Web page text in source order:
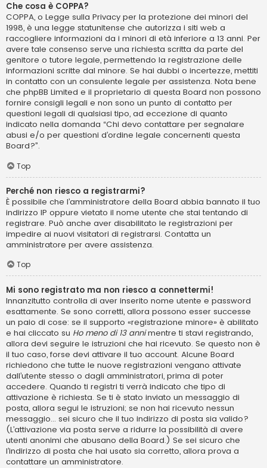
Che cosa è COPPA?
COPPA, o Legge sulla Privacy per la protezione dei minori del
1998, è una legge statunitense che autorizza i siti web a
raccogliere informazioni da i minori di età inferiore a 13 anni. Per
avere tale consenso serve una richiesta scritta da parte del
genitore o tutore legale, permettendo la registrazione delle
informazioni scritte dal minore. Se hai dubbi o incertezze, mettiti
in contatto con un consulente legale per assistenza. Nota bene
che phpBB Limited e il proprietario di questa Board non possono
fornire consigli legali e non sono un punto di contatto per
questioni legali di qualsiasi tipo, ad eccezione di quanto
indicato nella domanda “Chi devo contattare per segnalare
abusi e/o per questioni d’ordine legale concernenti questa
Board?”.
Top
Perché non riesco a registrarmi?
È possibile che l’amministratore della Board abbia bannato il tuo
indirizzo IP oppure vietato il nome utente che stai tentando di
registrare. Può anche aver disabilitato le registrazioni per
impedire ai nuovi visitatori di registrarsi. Contatta un
amministratore per avere assistenza.
Top
Mi sono registrato ma non riesco a connettermi!
Innanzitutto controlla di aver inserito nome utente e password
esattamente. Se sono corretti, allora possono esser successe
un paio di cose: se il supporto «registrazione minore» è abilitato
e hai cliccato su Ho meno di 13 annimentre ti stavi registrando,
allora devi seguire le istruzioni che hai ricevuto. Se questo non è
il tuo caso, forse devi attivare il tuo account. Alcune Board
richiedono che tutte le nuove registrazioni vengano attivate
dall’utente stesso o dagli amministratori, prima di poter
accedere. Quando ti registri ti verrà indicato che tipo di
attivazione è richiesta. Se ti è stato inviato un messaggio di
posta, allora segui le istruzioni; se non hai ricevuto nessun
messaggio... sei sicuro che il tuo indirizzo di posta sia valido?
(L’attivazione via posta serve a ridurre la possibilità di avere
utenti anonimi che abusano della Board.) Se sei sicuro che
l’indirizzo di posta che hai usato sia corretto, allora prova a
contattare un amministratore.